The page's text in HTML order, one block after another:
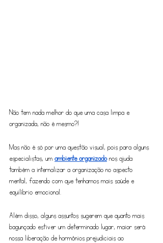
Não tem nada melhor do que uma casa limpa e
organizada, não é mesmo?!
Mas não é só por uma questão visual, pois para alguns
especialistas, um ambiente organizado nos ajuda
também a internalizar a organização no aspecto
mental, fazendo com que tenhamos mais saúde e
equilíbrio emocional.
Além disso, alguns assuntos sugerem que quanto mais
bagunçado estiver um determinado lugar, maior será
nossa liberação de hormônios prejudiciais ao